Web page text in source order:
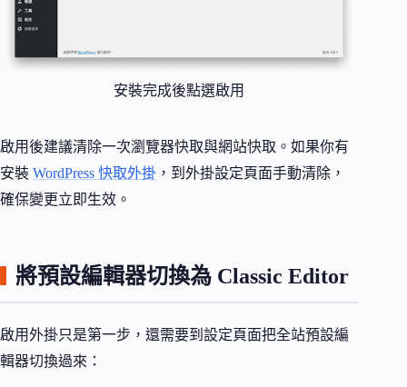
安裝完成後點選啟用
啟用後建議清除一次瀏覽器快取與網站快取。如果你有
安裝 WordPress 快取外掛 ，到外掛設定頁面手動清除，
確保變更立即生效。
將預設編輯器切換為 Classic Editor
啟用外掛只是第一步，還需要到設定頁面把全站預設編
輯器切換過來：